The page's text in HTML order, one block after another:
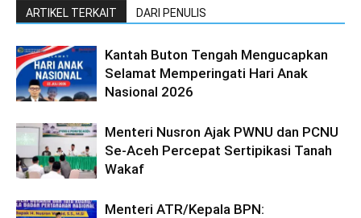
ARTIKEL TERKAIT DARI PENULIS
Kantah Buton Tengah Mengucapkan
Selamat Memperingati Hari Anak
Nasional 2026
Menteri Nusron Ajak PWNU dan PCNU
Se-Aceh Percepat Sertipikasi Tanah
Wakaf
Menteri ATR/Kepala BPN: